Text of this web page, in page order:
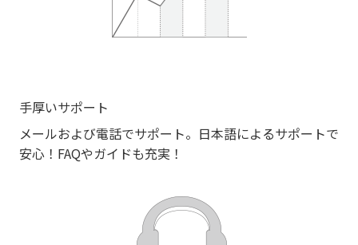
手厚いサポート
メールおよび電話でサポート。日本語によるサポートで
安心！FAQやガイドも充実！